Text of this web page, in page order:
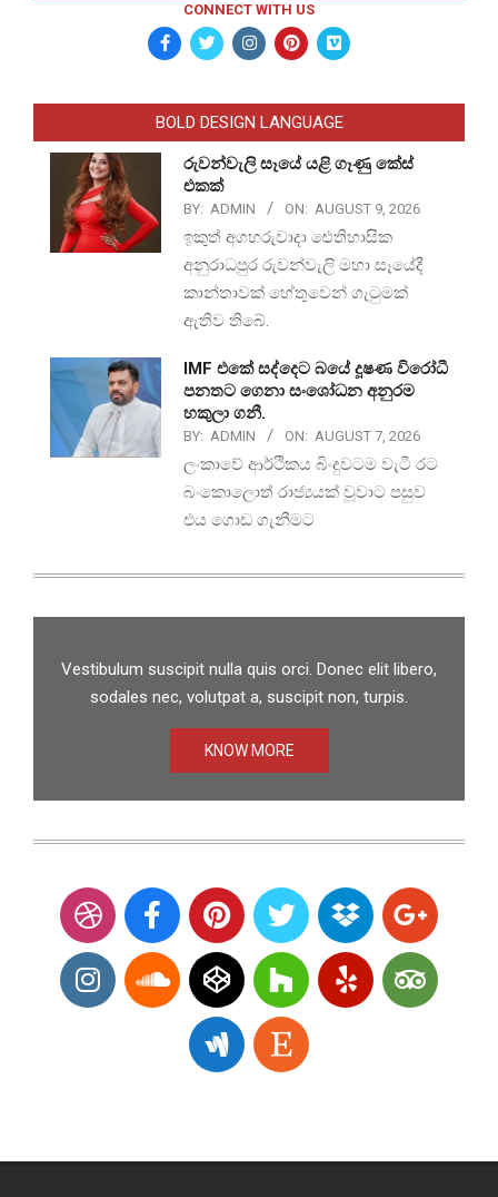
CONNECT WITH US
BOLD DESIGN LANGUAGE
රුවන්වැලි සෑයේ යළි ගෑණු කේස්
එකක්
BY: ADMIN ON: AUGUST 9, 2026
ඉකුත් අගහරුවාදා ඓතිහාසික
අනුරාධපුර රුවන්වැලි මහා සෑයේදී
කාන්තාවක් හේතුවෙන් ගැටුමක්
ඇතිව තිබේ.
IMF එකේ සද්දෙට බයේ දූෂණ විරෝධී
පනතට ගෙනා සංශෝධන අනුරම
හකුලා ගනී.
BY: ADMIN ON: AUGUST 7, 2026
ලංකාවේ ආර්ථිකය බිංදුවටම වැටී රට
බංකොලොත් රාජ්‍යයක් වූවාට පසුව
එය ගොඩ ගැනීමට
Vestibulum suscipit nulla quis orci. Donec elit libero,
sodales nec, volutpat a, suscipit non, turpis.
KNOW MORE